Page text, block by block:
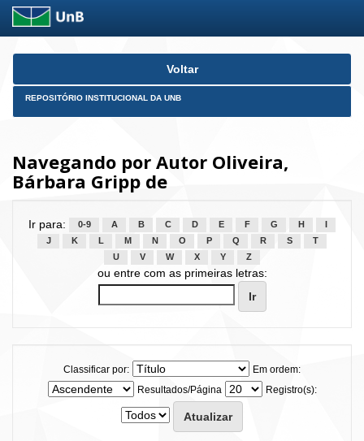
Skip
Voltar
REPOSITÓRIO INSTITUCIONAL DA UNB
Navegando por Autor Oliveira,
Bárbara Gripp de
Ir para: 0-9 A B C D E F G H
J
K L M N O P Q R S
T
U
V W X Y Z
ou entre com as primeiras letras:
Classificar por:
Em ordem:
Resultados/Página
Registro(s):